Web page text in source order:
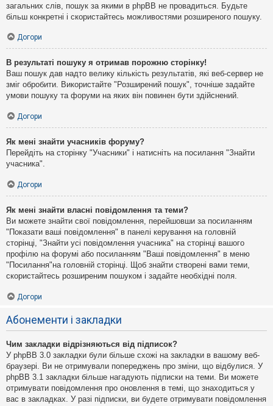
загальних слів, пошук за якими в phpBB не провадиться. Будьте
більш конкретні і скористайтесь можливостями розширеного пошуку.
Догори
В результаті пошуку я отримав порожню сторінку!
Ваш пошук дав надто велику кількість результатів, які веб-сервер не
зміг обробити. Використайте "Розширений пошук", точніше задайте
умови пошуку та форуми на яких він повинен бути здійснений.
Догори
Як мені знайти учасників форуму?
Перейдіть на сторінку "Учасники" і натисніть на посилання "Знайти
учасника".
Догори
Як мені знайти власні повідомлення та теми?
Ви можете знайти свої повідомлення, перейшовши за посиланням
"Показати ваші повідомлення" в панелі керування на головній
сторінці, "Знайти усі повідомлення учасника" на сторінці вашого
профілю на форумі або посиланням "Ваші повідомлення" в меню
"Посилання"на головній сторінці. Щоб знайти створені вами теми,
скористайтесь розширеним пошуком і задайте необхідні поля.
Догори
Абонементи і закладки
Чим закладки відрізняються від підписок?
У phpBB 3.0 закладки були більше схожі на закладки в вашому веб-
браузері. Ви не отримували попереджень про зміни, що відбулися. У
phpBB 3.1 закладки більше нагадують підписки на теми. Ви можете
отримувати повідомлення про оновлення в темі, що знаходиться у
вас в закладках. У разі підписки, ви будете отримувати повідомлення